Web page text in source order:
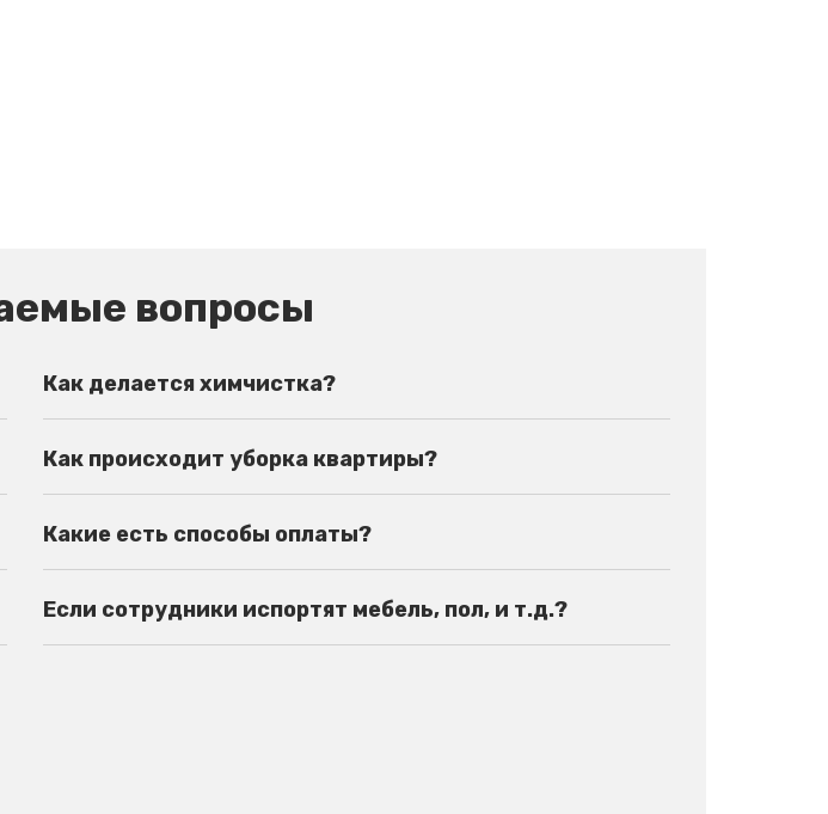
вопросы
Как делается химчистка?
Как происходит уборка квартиры?
Какие есть способы оплаты?
Если сотрудники испортят мебель, пол, и т.д.?